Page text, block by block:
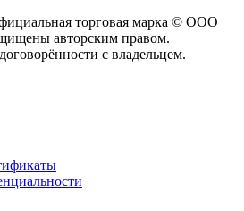
торговая марка © ООО
авторским правом.
с владельцем.